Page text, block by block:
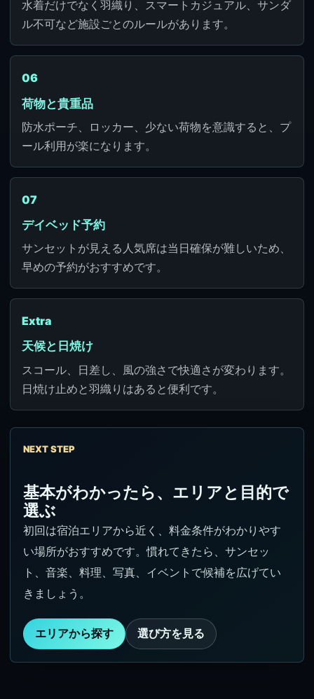
水着だけでなく羽織り、スマートカジュアル、サンダ
ル不可など施設ごとのルールがあります。
06
荷物と貴重品
防水ポーチ、ロッカー、少ない荷物を意識すると、プ
ール利用が楽になります。
07
デイベッド予約
サンセットが見える人気席は当日確保が難しいため、
早めの予約がおすすめです。
Extra
天候と日焼け
スコール、日差し、風の強さで快適さが変わります。
日焼け止めと羽織りはあると便利です。
NEXT STEP
基本がわかったら、エリアと目的で
選ぶ
初回は宿泊エリアから近く、料金条件がわかりやす
い場所がおすすめです。慣れてきたら、サンセッ
ト、音楽、料理、写真、イベントで候補を広げてい
きましょう。
エリアから探す 選び方を見る